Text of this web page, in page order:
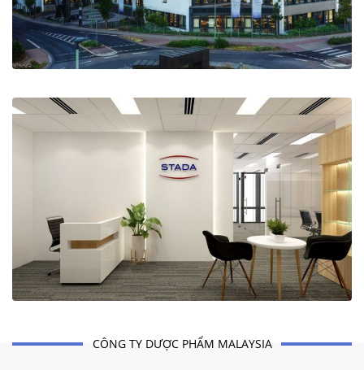
CÔNG TY DƯỢC PHẨM MALAYSIA